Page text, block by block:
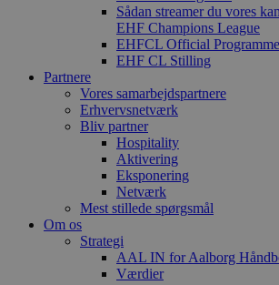
Sådan streamer du vores
EHF Champions League
EHFCL Official Programme
EHF CL Stilling
Partnere
Vores samarbejdspartnere
Erhvervsnetværk
Bliv partner
Hospitality
Aktivering
Eksponering
Netværk
Mest stillede spørgsmål
Om os
Strategi
AAL IN for Aalborg
Værdier